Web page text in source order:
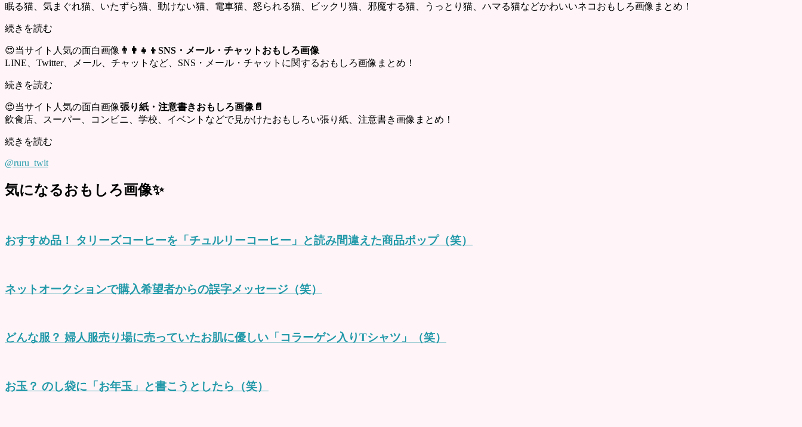
眠る猫、気まぐれ猫、いたずら猫、動けない猫、電車猫、怒られる猫、ビックリ猫、邪魔する猫、うっとり猫、ハマる猫などかわいいネコおもしろ画像まとめ！
続きを読む
😍当サイト人気の面白画像 👨‍👩‍👧‍👦SNS・メール・チャットおもしろ画像
LINE、Twitter、メール、チャットなど、SNS・メール・チャットに関するおもしろ画像まとめ！
続きを読む
😍当サイト人気の面白画像張り紙・注意書きおもしろ画像📄
飲食店、スーパー、コンビニ、学校、イベントなどで見かけたおもしろい張り紙、注意書き画像まとめ！
続きを読む
@ruru_twit
気になるおもしろ画像✨
おすすめ品！ タリーズコーヒーを「チュルリーコーヒー」と読み間違えた商品ポップ（笑）
ネットオークションで購入希望者からの誤字メッセージ（笑）
どんな服？ 婦人服売り場に売っていたお肌に優しい「コラーゲン入りTシャツ」（笑）
お玉？ のし袋に「お年玉」と書こうとしたら（笑）